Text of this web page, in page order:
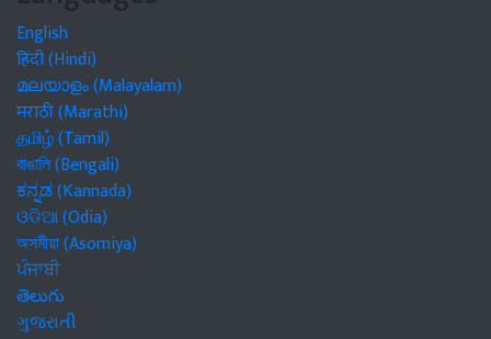
English
हिंदी (Hindi)
മലയാളം (Malayalam)
मराठी (Marathi)
தமிழ் (Tamil)
বাঙালি (Bengali)
ಕನ್ನಡ (Kannada)
ଓଡିଆ (Odia)
অসমীয়া (Asomiya)
ਪੰਜਾਬੀ
తెలుగు
ગુજરાતી